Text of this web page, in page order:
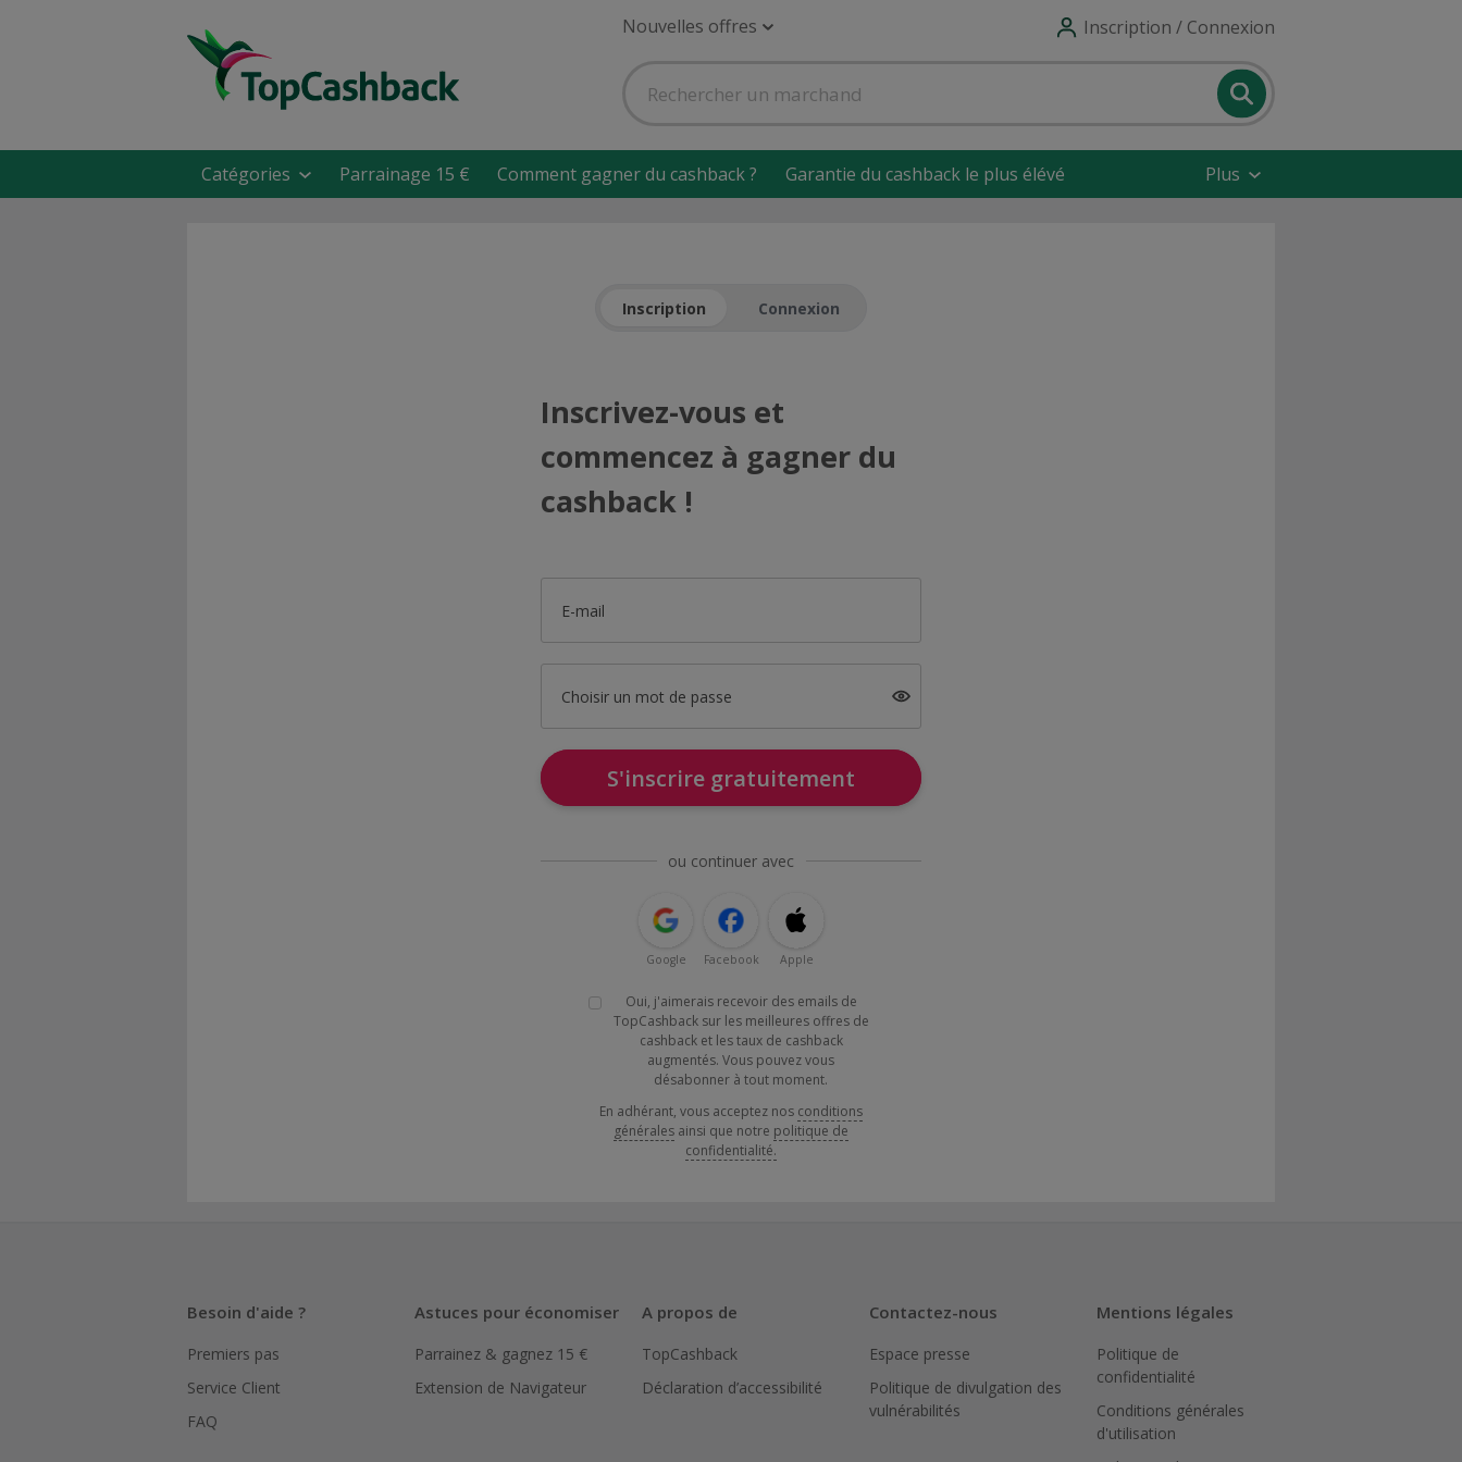
Nouvelles offres Inscription / Connexion
Catégories Parrainage 15 € Comment gagner du cashback ? Garantie du cashback le plus élévé Plus
Inscription Connexion
Inscrivez-vous et
commencez à gagner du
cashback !
E-mail
Choisir un mot de passe
S'inscrire gratuitement
ou continuer avec
Google Facebook Apple
Oui, j'aimerais recevoir des emails de
TopCashback sur les meilleures offres de
cashback et les taux de cashback
augmentés. Vous pouvez vous
désabonner à tout moment.
En adhérant, vous acceptez nos conditions
générales ainsi que notre politique de
confidentialité.
Besoin d'aide ?
Premiers pas
Service Client
FAQ
Astuces pour économiser
Parrainez & gagnez 15 €
Extension de Navigateur
A propos de
TopCashback
Déclaration d’accessibilité
Contactez-nous
Espace presse
Politique de divulgation des
vulnérabilités
Mentions légales
Politique de
confidentialité
Conditions générales
d'utilisation